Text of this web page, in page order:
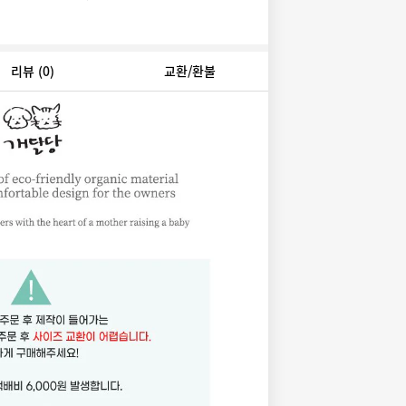
리뷰 (0) 교환/환불